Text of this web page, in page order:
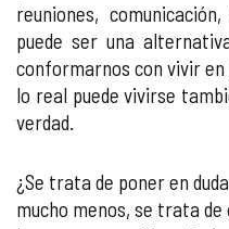
reuniones,
puede ser una
conformarnos con vivir
lo real puede vivirse
verdad.
¿Se trata de poner en
mucho menos, se trata